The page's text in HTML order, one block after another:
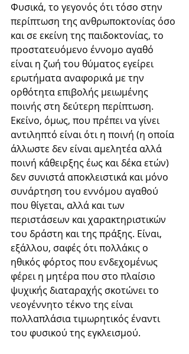
Φυσικά, το γεγονός ότι τόσο στην
περίπτωση της ανθρωποκτονίας όσο
και σε εκείνη της παιδοκτονίας, το
προστατευόμενο έννομο αγαθό
είναι η ζωή του θύματος εγείρει
ερωτήματα αναφορικά με την
ορθότητα επιβολής μειωμένης
ποινής στη δεύτερη περίπτωση.
Εκείνο, όμως, που πρέπει να γίνει
αντιληπτό είναι ότι η ποινή (η οποία
άλλωστε δεν είναι αμελητέα αλλά
ποινή κάθειρξης έως και δέκα ετών)
δεν συνιστά αποκλειστικά και μόνο
συνάρτηση του εννόμου αγαθού
που θίγεται, αλλά και των
περιστάσεων και χαρακτηριστικών
του δράστη και της πράξης. Είναι,
εξάλλου, σαφές ότι πολλάκις ο
ηθικός φόρτος που ενδεχομένως
φέρει η μητέρα που στο πλαίσιο
ψυχικής διαταραχής σκοτώνει το
νεογέννητο τέκνο της είναι
πολλαπλάσια τιμωρητικός έναντι
του φυσικού της εγκλεισμού.